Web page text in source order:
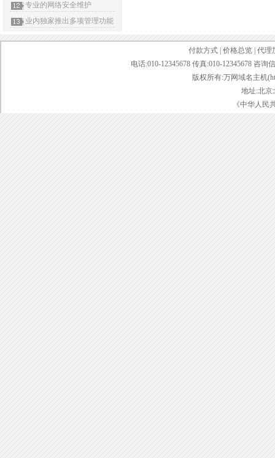
专业的网络安全维护
业内独家推出多项管理功能
付款方式 价格总览 代理
电话:010-12345678 传真:010-12345678 咨询
版权所有:万网域名主机
地址:北京
《中华人民